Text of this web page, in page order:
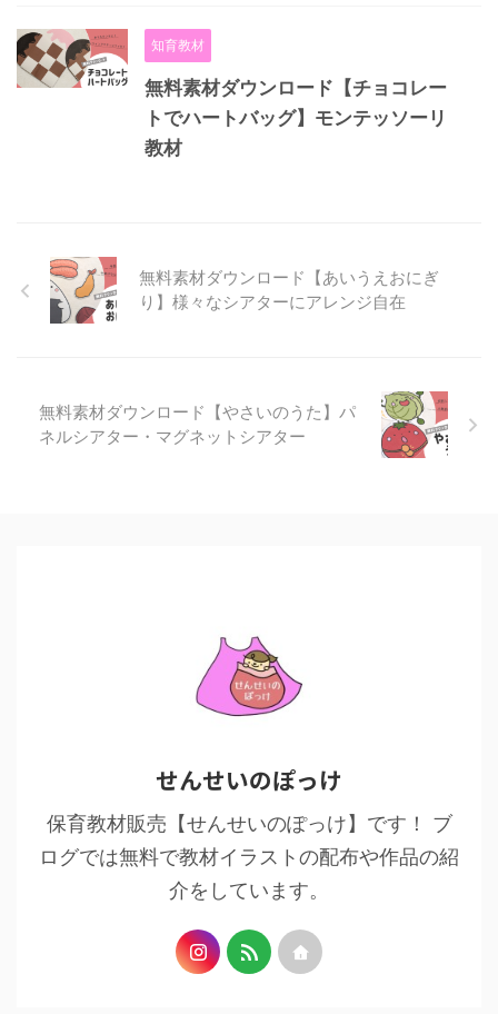
知育教材
無料素材ダウンロード【チョコレー
トでハートバッグ】モンテッソーリ
教材
無料素材ダウンロード【あいうえおにぎ
り】様々なシアターにアレンジ自在
無料素材ダウンロード【やさいのうた】パ
ネルシアター・マグネットシアター
せんせいのぽっけ
保育教材販売【せんせいのぽっけ】です！ ブ
ログでは無料で教材イラストの配布や作品の紹
介をしています。